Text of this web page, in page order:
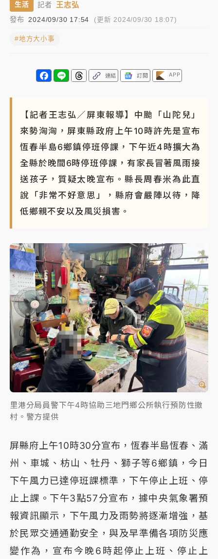
中颱白海豚環流掠北海！今明防劇烈降雨 東部高溫飆
38度
周末精選｜
本周爆款短影音｜ 柯文哲帶電子手鐶拄拐杖現身／周玉
蔻蔡玉真開撕爆料
任 預算難關如何解？
蔣萬安的建中同學！47歲法律學霸戰桃園 公開上任首
要3件事
生活 記者 王志弘
發布 2024/09/30 17:54 (更新 2024/09/30 18:07)
#地方大小事
連結 訂閱 APP
【記者王志弘／屏東報導】中颱「山陀兒」
來勢洶洶，屏東縣政府上午10時許先是宣布
恆春半島6鄉鎮停班停課，下午近4時擴大為
全縣於晚間6時停班停課，有家長冒著風雨接
送孩子，質疑太晚宣布。縣長周春米為此直
說「非常不好意思」，縣府會嚴陣以待，降
低鄉親不安以及風災損害。
里港分局員警下午4時協助三地門鄉公所執行預防性撤
村。警方提供
屏縣府上午10時30分宣布，恆春半島恆春、滿
州、車城、枋山、牡丹、獅子等6鄉鎮，今日
下午風力已達停班課標準，下午停止上班、停
止上課。下午3點57分宣布，據中央氣象署預
報資訊顯示，下午風力及雨勢將逐漸增強，基
於民眾交通通勤安全，與及早準備各項防災應
變作為，宣布今晚6時起停止上班、停止上